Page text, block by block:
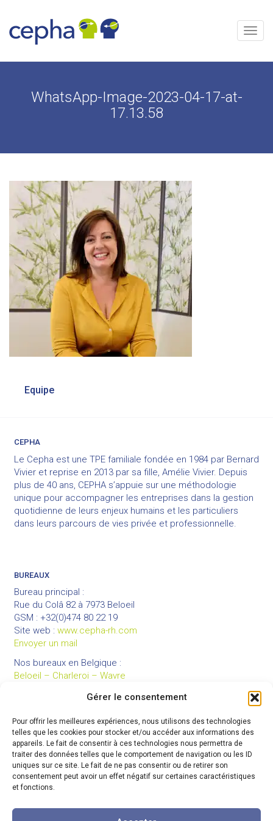
Gérer le consentement
Pour offrir les meilleures expériences, nous utilisons des technologies
telles que les cookies pour stocker et/ou accéder aux informations des
appareils. Le fait de consentir à ces technologies nous permettra de
traiter des données telles que le comportement de navigation ou les ID
uniques sur ce site. Le fait de ne pas consentir ou de retirer son
consentement peut avoir un effet négatif sur certaines caractéristiques
et fonctions.
contenu
Menu
WhatsApp-Image-2023-04-17-at-
17.13.58
Navigation
Equipe
CEPHA
Le Cepha est une TPE familiale fondée en 1984 par Bernard
Vivier et reprise en 2013 par sa fille, Amélie Vivier. Depuis
plus de 40 ans, CEPHA s’appuie sur une méthodologie
unique pour accompagner les entreprises dans la gestion
quotidienne de leurs enjeux humains et les particuliers
dans leurs parcours de vies privée et professionnelle.
BUREAUX
Bureau principal :
Rue du Colâ 82 à 7973 Beloeil
GSM : +32(0)474 80 22 19
Site web : www.cepha-rh.com
Envoyer un mail
Nos bureaux en Belgique :
Beloeil – Charleroi – Wavre
LIENS UTILES
Mentions légales
Conditions générales de vente
Politique de confidentialité
Partenaires
Code de déontologie